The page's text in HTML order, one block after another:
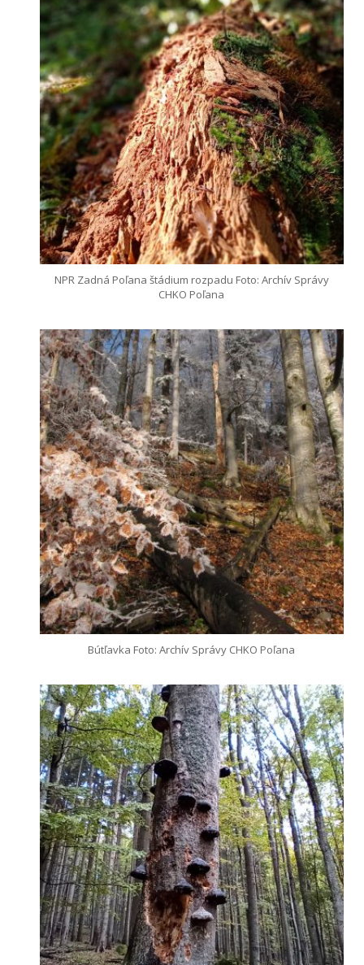
NPR Zadná Poľana štádium rozpadu Foto: Archív Správy
CHKO Poľana
Bútľavka Foto: Archív Správy CHKO Poľana